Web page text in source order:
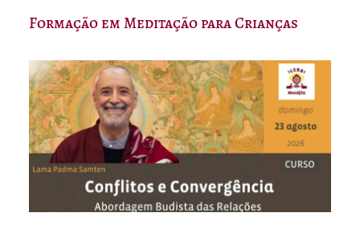
Formação em Meditação para Crianças